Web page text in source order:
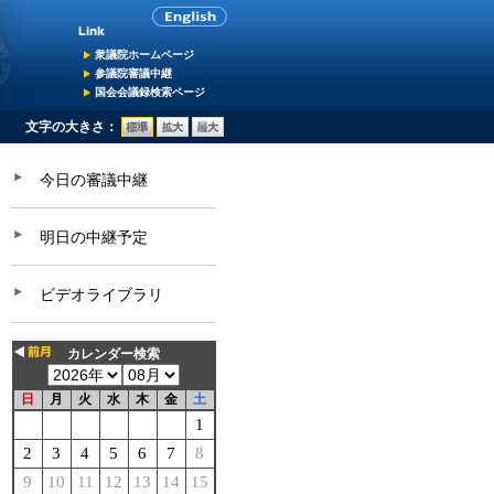
衆議院ホームページ
参議院審議中継
国会会議録検索ページ
文字の大きさ：
今日の審議中継
明日の中継予定
ビデオライブラリ
カレンダー検索
日 月 火 水 木 金 土
1
2
3 4 5 6 7
8
9
10 11 12 13 14
15